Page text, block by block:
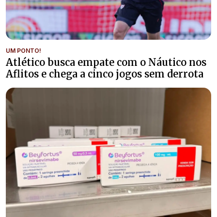
UM PONTO!
Atlético busca empate com o Náutico nos
Aflitos e chega a cinco jogos sem derrota